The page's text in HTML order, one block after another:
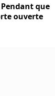
que
ouverte